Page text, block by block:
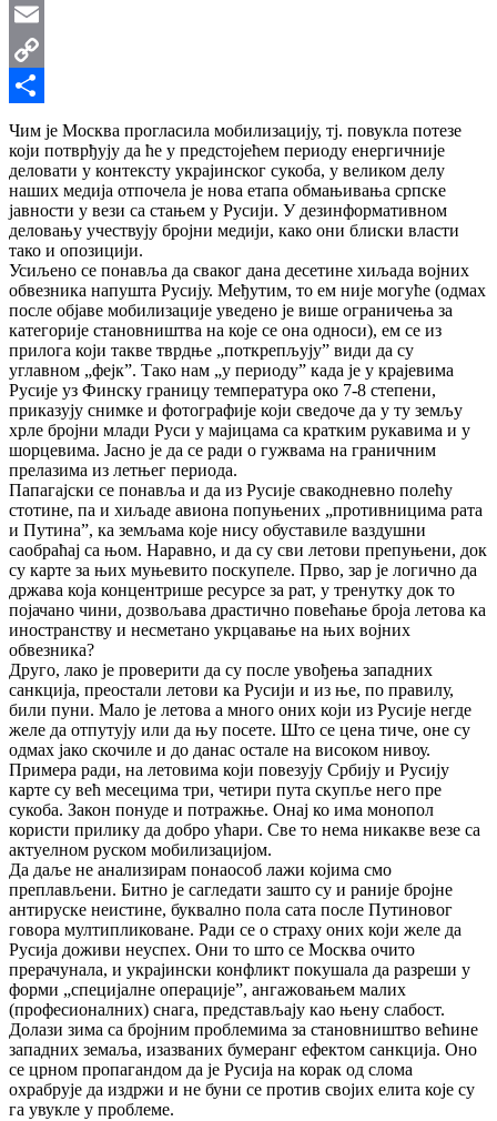
Mail.Ru
Email
Copy
Link
Share
Чим је Москва прогласила мобилизацију, тј. повукла потезе
који потврђују да ће у предстојећем периоду енергичније
деловати у контексту украјинског сукоба, у великом делу
наших медија отпочела је нова етапа обмањивања српске
јавности у вези са стањем у Русији. У дезинформативном
деловању учествују бројни медији, како они блиски власти
тако и опозицији.
Усиљено се понавља да сваког дана десетине хиљада војних
обвезника напушта Русију. Међутим, то ем није могуће (одмах
после објаве мобилизације уведено је више ограничења за
категорије становништва на које се она односи), ем се из
прилога који такве тврдње „поткрепљују” види да су
углавном „фејк”. Тако нам „у периоду” када је у крајевима
Русије уз Финску границу температура око 7-8 степени,
приказују снимке и фотографије који сведоче да у ту земљу
хрле бројни млади Руси у мајицама са кратким рукавима и у
шорцевима. Јасно је да се ради о гужвама на граничним
прелазима из летњег периода.
Папагајски се понавља и да из Русије свакодневно полећу
стотине, па и хиљаде авиона попуњених „противницима рата
и Путина”, ка земљама које нису обуставиле ваздушни
саобраћај са њом. Наравно, и да су сви летови препуњени, док
су карте за њих муњевито поскупеле. Прво, зар је логично да
држава која концентрише ресурсе за рат, у тренутку док то
појачано чини, дозвољава драстично повећање броја летова ка
иностранству и несметано укрцавање на њих војних
обвезника?
Друго, лако је проверити да су после увођења западних
санкција, преостали летови ка Русији и из ње, по правилу,
били пуни. Мало је летова а много оних који из Русије негде
желе да отпутују или да њу посете. Што се цена тиче, оне су
одмах јако скочиле и до данас остале на високом нивоу.
Примера ради, на летовима који повезују Србију и Русију
карте су већ месецима три, четири пута скупље него пре
сукоба. Закон понуде и потражње. Онај ко има монопол
користи прилику да добро ућари. Све то нема никакве везе са
актуелном руском мобилизацијом.
Да даље не анализирам понаособ лажи којима смо
преплављени. Битно је сагледати зашто су и раније бројне
антируске неистине, буквално пола сата после Путиновог
говора мултипликоване. Ради се о страху оних који желе да
Русија доживи неуспех. Они то што се Москва очито
прерачунала, и украјински конфликт покушала да разреши у
форми „специјалне операције”, ангажовањем малих
(професионалних) снага, представљају као њену слабост.
Долази зима са бројним проблемима за становништво већине
западних земаља, изазваних бумеранг ефектом санкција. Оно
се црном пропагандом да је Русија на корак од слома
охрабрује да издржи и не буни се против својих елита које су
га увукле у проблеме.